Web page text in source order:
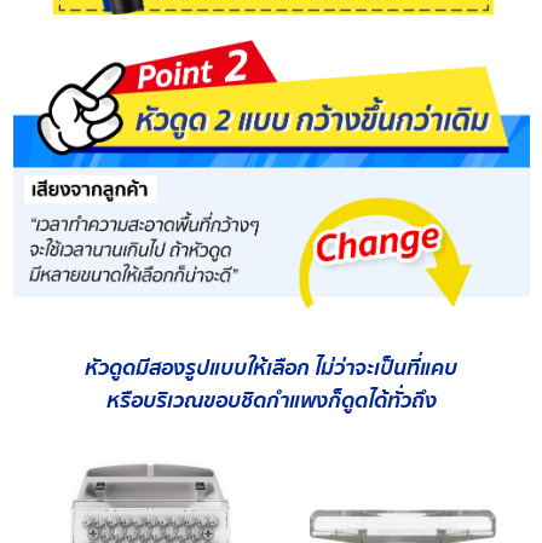
หัวดูดมีสองรูปแบบให้เลือก ไม่ว่าจะเป็นที่แคบ
หรือบริเวณขอบชิดกำแพงก็ดูดได้ทั่วถึง